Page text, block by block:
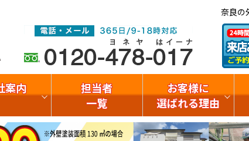
奈良の
案内
担当者
一覧
お客様に
選ばれる理由